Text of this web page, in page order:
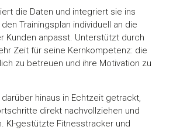
die Daten und integriert sie ins
Trainingsplan individuell an die
Kunden anpasst. Unterstützt durch
Zeit für seine Kernkompetenz: die
zu betreuen und ihre Motivation zu
hinaus in Echtzeit getrackt,
direkt nachvollziehen und
KI-gestützte Fitnesstracker und